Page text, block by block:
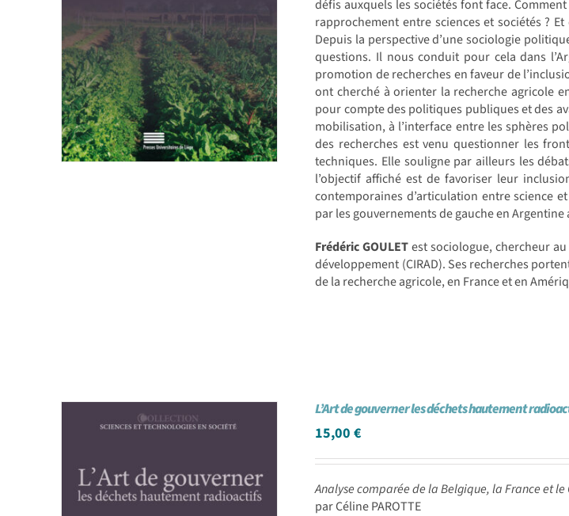
défis auxquels les sociétés font face.
rapprochement entre sciences et sociétés ?
Depuis la perspective d’une sociologie
questions. Il nous conduit pour cela dans
promotion de recherches en faveur de
ont cherché à orienter la recherche agricole
pour compte des politiques publiques et des
mobilisation, à l’interface entre les sphères
des recherches est venu questionner les
techniques. Elle souligne par ailleurs les
l’objectif affiché est de favoriser leur
contemporaines d’articulation entre science
par les gouvernements de gauche en Argentine
Frédéric GOULETest sociologue, chercheur
développement (CIRAD). Ses recherches
de la recherche agricole, en France et en
L’Art de gouverner les déchets hautement
15,00€
Analyse comparée de la Belgique, la France et le
par Céline PAROTTE